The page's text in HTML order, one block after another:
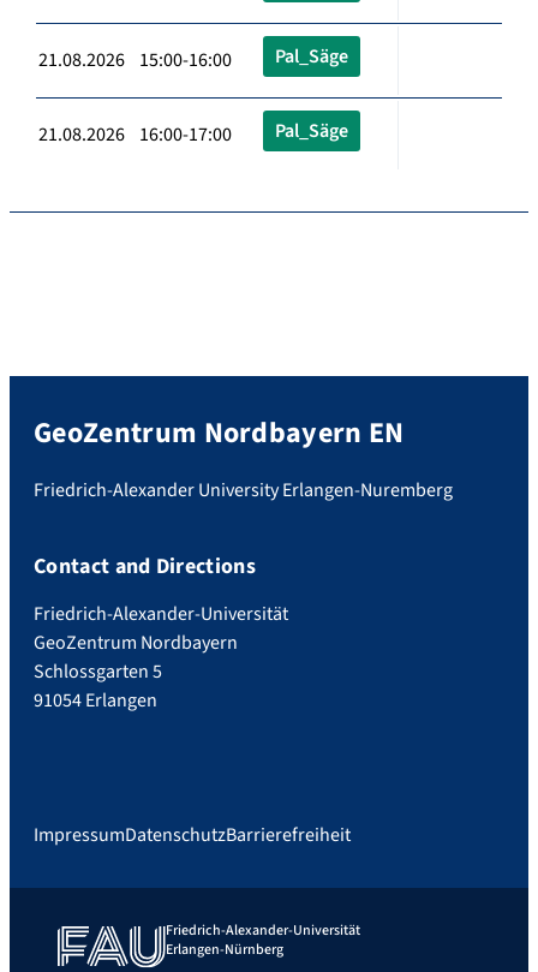
21.08.2026 15:00-16:00 Pal_Säge
21.08.2026 16:00-17:00 Pal_Säge
GeoZentrum Nordbayern EN
Friedrich-Alexander University Erlangen-Nuremberg
Contact and Directions
Friedrich-Alexander-Universität
GeoZentrum Nordbayern
Schlossgarten 5
91054 Erlangen
ImpressumDatenschutzBarrierefreiheit
Friedrich-Alexander-Universität
Erlangen-Nürnberg